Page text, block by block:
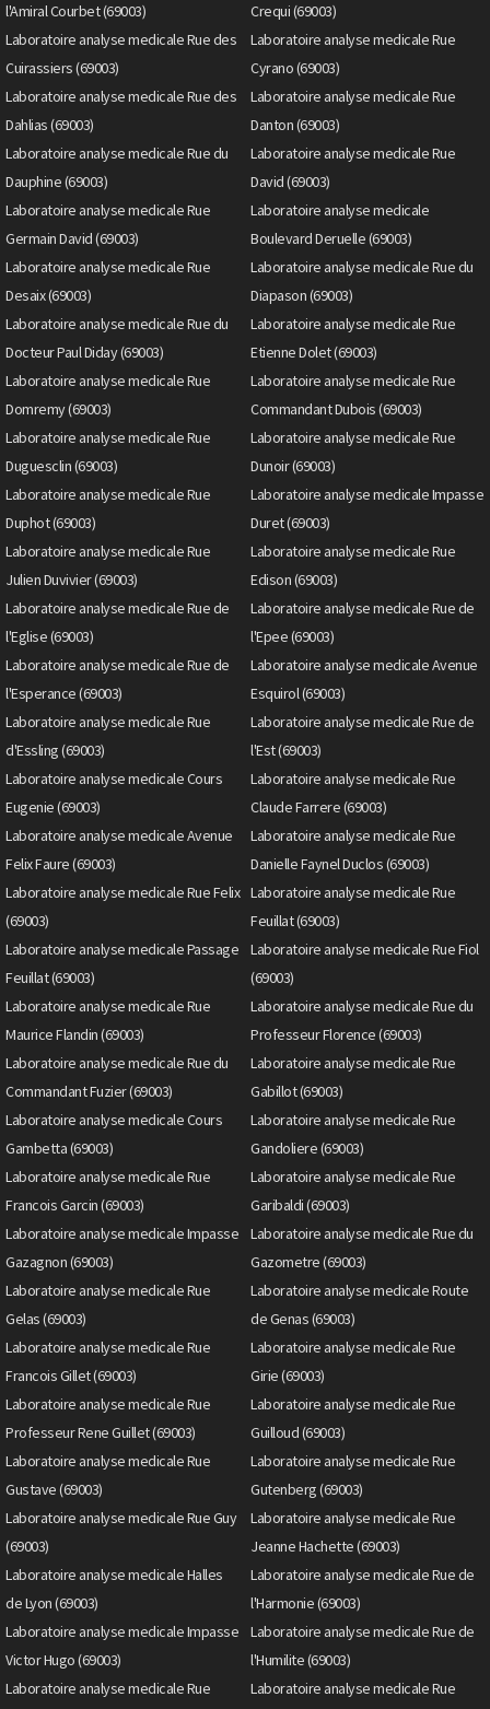
l'Amiral Courbet (69003)
Crequi (69003)
Laboratoire analyse medicale Rue des
Cuirassiers (69003)
Laboratoire analyse medicale Rue
Cyrano (69003)
Laboratoire analyse medicale Rue des
Dahlias (69003)
Laboratoire analyse medicale Rue
Danton (69003)
Laboratoire analyse medicale Rue du
Dauphine (69003)
Laboratoire analyse medicale Rue
David (69003)
Laboratoire analyse medicale Rue
Germain David (69003)
Laboratoire analyse medicale
Boulevard Deruelle (69003)
Laboratoire analyse medicale Rue
Desaix (69003)
Laboratoire analyse medicale Rue du
Diapason (69003)
Laboratoire analyse medicale Rue du
Docteur Paul Diday (69003)
Laboratoire analyse medicale Rue
Etienne Dolet (69003)
Laboratoire analyse medicale Rue
Domremy (69003)
Laboratoire analyse medicale Rue
Commandant Dubois (69003)
Laboratoire analyse medicale Rue
Duguesclin (69003)
Laboratoire analyse medicale Rue
Dunoir (69003)
Laboratoire analyse medicale Rue
Duphot (69003)
Laboratoire analyse medicale Impasse
Duret (69003)
Laboratoire analyse medicale Rue
Julien Duvivier (69003)
Laboratoire analyse medicale Rue
Edison (69003)
Laboratoire analyse medicale Rue de
l'Eglise (69003)
Laboratoire analyse medicale Rue de
l'Epee (69003)
Laboratoire analyse medicale Rue de
l'Esperance (69003)
Laboratoire analyse medicale Avenue
Esquirol (69003)
Laboratoire analyse medicale Rue
d'Essling (69003)
Laboratoire analyse medicale Rue de
l'Est (69003)
Laboratoire analyse medicale Cours
Eugenie (69003)
Laboratoire analyse medicale Rue
Claude Farrere (69003)
Laboratoire analyse medicale Avenue
Felix Faure (69003)
Laboratoire analyse medicale Rue
Danielle Faynel Duclos (69003)
Laboratoire analyse medicale Rue Felix
(69003)
Laboratoire analyse medicale Rue
Feuillat (69003)
Laboratoire analyse medicale Passage
Feuillat (69003)
Laboratoire analyse medicale Rue Fiol
(69003)
Laboratoire analyse medicale Rue
Maurice Flandin (69003)
Laboratoire analyse medicale Rue du
Professeur Florence (69003)
Laboratoire analyse medicale Rue du
Commandant Fuzier (69003)
Laboratoire analyse medicale Rue
Gabillot (69003)
Laboratoire analyse medicale Cours
Gambetta (69003)
Laboratoire analyse medicale Rue
Gandoliere (69003)
Laboratoire analyse medicale Rue
Francois Garcin (69003)
Laboratoire analyse medicale Rue
Garibaldi (69003)
Laboratoire analyse medicale Impasse
Gazagnon (69003)
Laboratoire analyse medicale Rue du
Gazometre (69003)
Laboratoire analyse medicale Rue
Gelas (69003)
Laboratoire analyse medicale Route
de Genas (69003)
Laboratoire analyse medicale Rue
Francois Gillet (69003)
Laboratoire analyse medicale Rue
Girie (69003)
Laboratoire analyse medicale Rue
Professeur Rene Guillet (69003)
Laboratoire analyse medicale Rue
Guilloud (69003)
Laboratoire analyse medicale Rue
Gustave (69003)
Laboratoire analyse medicale Rue
Gutenberg (69003)
Laboratoire analyse medicale Rue Guy
(69003)
Laboratoire analyse medicale Rue
Jeanne Hachette (69003)
Laboratoire analyse medicale Halles
de Lyon (69003)
Laboratoire analyse medicale Rue de
l'Harmonie (69003)
Laboratoire analyse medicale Impasse
Victor Hugo (69003)
Laboratoire analyse medicale Rue de
l'Humilite (69003)
Laboratoire analyse medicale Rue
Laboratoire analyse medicale Rue